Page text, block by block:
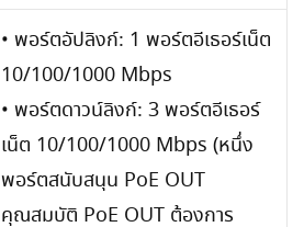
• พอร์ตอัปลิงก์: 1 พอร์ตอีเธอร์เน็ต
10/100/1000 Mbps
• พอร์ตดาวน์ลิงก์: 3 พอร์ตอีเธอร์
เน็ต 10/100/1000 Mbps (หนึ่ง
พอร์ตสนับสนุน PoE OUT
คุณสมบัติ PoE OUT ต้องการ